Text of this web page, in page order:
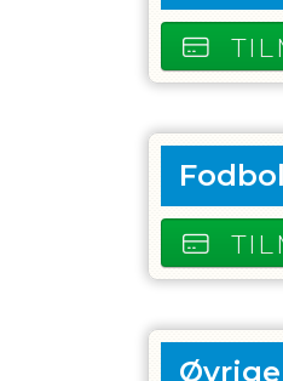
Øvrige